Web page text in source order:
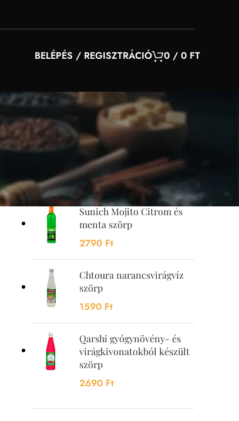
BELÉPÉS / REGISZTRÁCIÓ 0 / 0 FT
YOU MAY ALSO LIKE…
Sunquick mangó szörp
700 ml
4200Ft
Sunich Mojito Citrom és
menta szörp
2790 Ft
Chtoura narancsvirágvíz
szörp
1590 Ft
Qarshi gyógynövény- és
virágkivonatokból készült
szörp
2690 Ft